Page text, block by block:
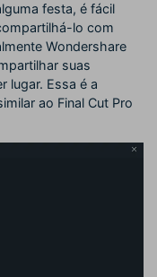
festa, é fácil
lo com
Wondershare
suas
lugar. Essa é a
ao Final Cut Pro